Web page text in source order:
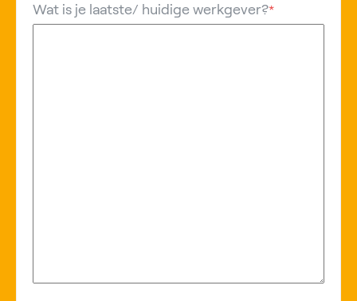
Wat is je laatste/ huidige werkgever?*